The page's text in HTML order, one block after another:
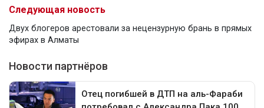
Следующая новость
Двух блогеров арестовали за нецензурную брань в прямых
эфирах в Алматы